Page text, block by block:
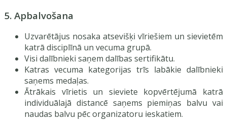
5. Apbalvošana
Uzvarētājus nosaka atsevišķi vīriešiem un sievietēm
katrā disciplīnā un vecuma grupā.
Visi dalībnieki saņem dalības sertifikātu.
Katras vecuma kategorijas trīs labākie dalībnieki
saņems medaļas.
Ātrākais vīrietis un sieviete kopvērtējumā katrā
individuālajā distancē saņems piemiņas balvu vai
naudas balvu pēc organizatoru ieskatiem.